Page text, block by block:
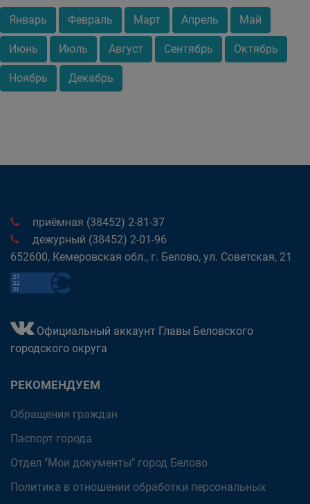
Январь Февраль Март Апрель Май
Июнь Июль Август Сентябрь Октябрь
Ноябрь Декабрь
приёмная (38452) 2-81-37
дежурный (38452) 2-01-96
652600, Кемеровская обл., г. Белово, ул. Советская, 21
Официальный аккаунт Главы Беловского
городского округа
РЕКОМЕНДУЕМ
Обращения граждан
Паспорт города
Отдел "Мои документы" город Белово
Политика в отношении обработки персональных